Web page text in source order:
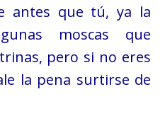
antes que tú, ya la
moscas que
pero si no eres
la pena surtirse de